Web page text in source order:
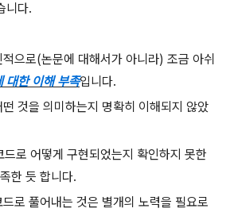
니다.
으로(논문에 대해서가 아니라) 조금 아쉬
대한 이해 부족입니다.
것을 의미하는지 명확히 이해되지 않았
로 어떻게 구현되었는지 확인하지 못한
한 듯 합니다.
로 풀어내는 것은 별개의 노력을 필요로